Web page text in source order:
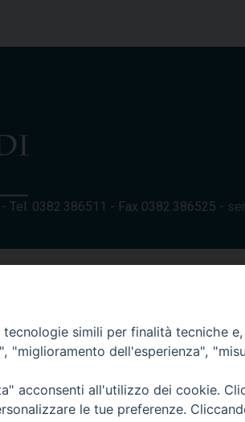
Tel. 0382.386511 - Fax 0382.386525 -
simili per finalità tecniche
"miglioramento dell'esperienza",
acconsenti all'utilizzo dei cookie.
le tue preferenze.